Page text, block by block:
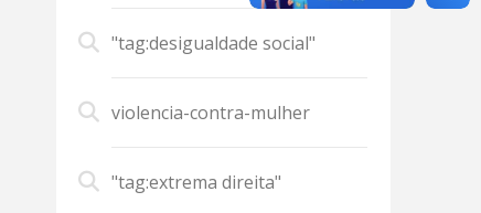
"tag:desigualdade social"
violencia-contra-mulher
"tag:extrema direita"